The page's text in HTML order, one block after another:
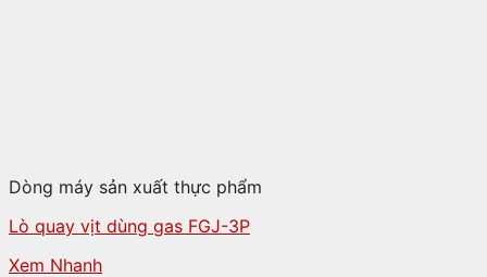
Dòng máy sản xuất thực phẩm
Lò quay vịt dùng gas FGJ-3P
Xem Nhanh